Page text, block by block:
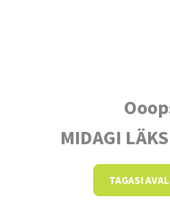
MIDAGI
TAGASI